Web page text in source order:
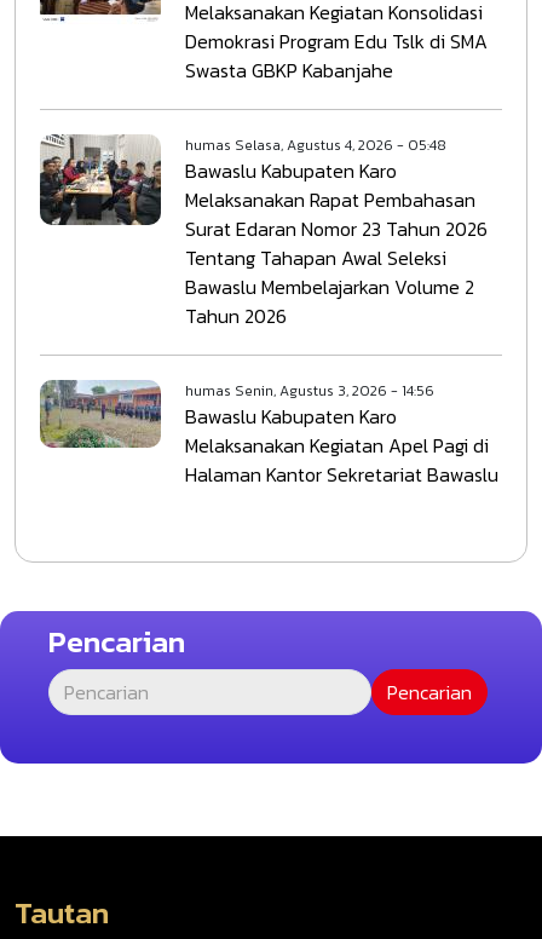
Melaksanakan Kegiatan Konsolidasi
Demokrasi Program Edu Tslk di SMA
Swasta GBKP Kabanjahe
humas Selasa, Agustus 4, 2026 - 05:48
Bawaslu Kabupaten Karo
Melaksanakan Rapat Pembahasan
Surat Edaran Nomor 23 Tahun 2026
Tentang Tahapan Awal Seleksi
Bawaslu Membelajarkan Volume 2
Tahun 2026
humas Senin, Agustus 3, 2026 - 14:56
Bawaslu Kabupaten Karo
Melaksanakan Kegiatan Apel Pagi di
Halaman Kantor Sekretariat Bawaslu
Pencarian
Tautan